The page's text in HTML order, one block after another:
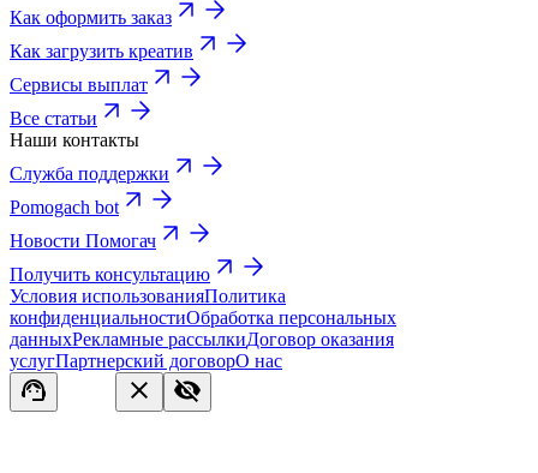
Как оформить заказ
Как загрузить креатив
Сервисы выплат
Все статьи
Наши контакты
Служба поддержки
Pomogach bot
Новости Помогач
Получить консультацию
Условия использованияПолитика
конфиденциальностиОбработка персональных
данныхРекламные рассылкиДоговор оказания
услугПартнерский договорО нас